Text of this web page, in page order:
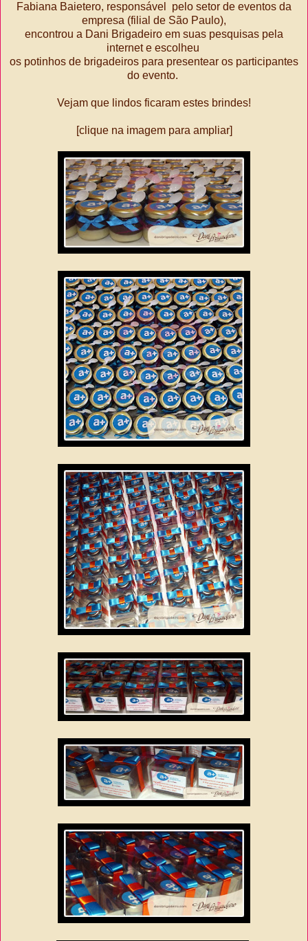
Fabiana Baietero, responsável pelo setor de eventos da
empresa (filial de São Paulo),
encontrou a Dani Brigadeiro em suas pesquisas pela
internet e escolheu
os potinhos de brigadeiros para presentear os participantes
do evento.
Vejam que lindos ficaram estes brindes!
[clique na imagem para ampliar]